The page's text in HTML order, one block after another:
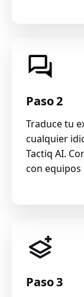
Paso 2
Traduce tu
cualquier
Tactiq AI.
con
Paso 3